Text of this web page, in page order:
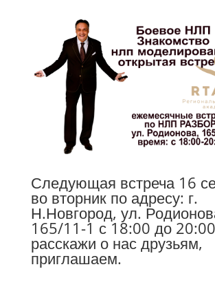
Следующая встреча 16
во вторник по адресу: г.
Н.Новгород, ул.
165/11-1 с 18:00 до
расскажи о нас друзьям,
приглашаем.